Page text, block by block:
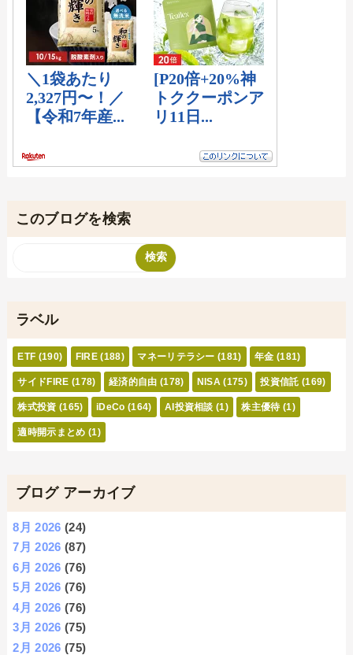
このブログを検索
ラベル
ETF (190) FIRE (188) マネーリテラシー (181) 年金 (181)
サイドFIRE (178) 経済的自由 (178) NISA (175) 投資信託 (169)
株式投資 (165) iDeCo (164) AI投資相談 (1) 株主優待 (1)
適時開示まとめ (1)
ブログ アーカイブ
8月 2026 (24)
7月 2026 (87)
6月 2026 (76)
5月 2026 (76)
4月 2026 (76)
3月 2026 (75)
2月 2026 (75)